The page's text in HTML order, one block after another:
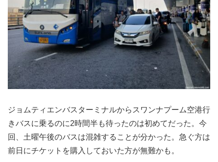
ジョムティエンバスターミナルからスワンナプーム空港行
きバスに乗るのに2時間半も待ったのは初めてだった。今
回、土曜午後のバスは混雑することが分かった。急ぐ方は
前日にチケットを購入しておいた方が無難かも。